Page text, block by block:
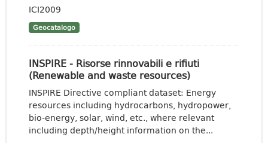
ICI2009
Geocatalogo
INSPIRE - Risorse rinnovabili e rifiuti
(Renewable and waste resources)
INSPIRE Directive compliant dataset: Energy
resources including hydrocarbons, hydropower,
bio-energy, solar, wind, etc., where relevant
including depth/height information on the...